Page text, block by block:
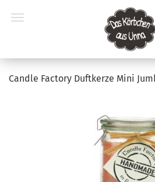
Candle Factory Duftkerze Mini